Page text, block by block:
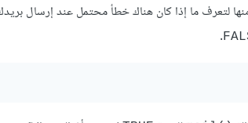
لتعرف ما إذا كان هناك خطأ محتمل عند إرسال بريدك
.